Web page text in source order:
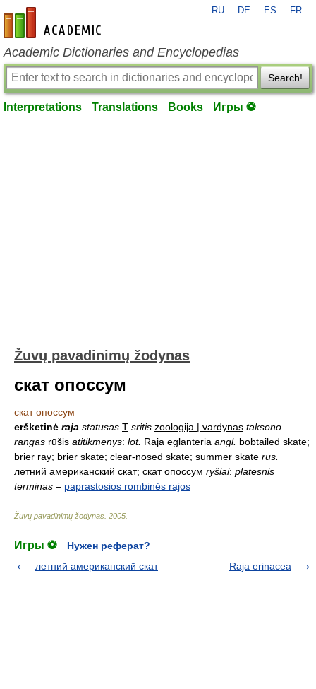
en-academic.com
RU DE ES FR
Academic Dictionaries and Encyclopedias
Search!
Interpretations Translations Books Игры ⚽
Žuvų pavadinimų žodynas
скат опоссум
скат опоссум
eršketinė raja statusas T sritis zoologija | vardynas taksono
rangas rūšis atitikmenys: lot. Raja eglanteria angl. bobtailed skate;
brier ray; brier skate; clear-nosed skate; summer skate rus.
летний американский скат; скат опоссум ryšiai: platesnis
terminas – paprastosios rombinės rajos
Žuvų pavadinimų žodynas 2005
Игры ⚽
Нужен реферат?
летний американский скат
Raja erinacea